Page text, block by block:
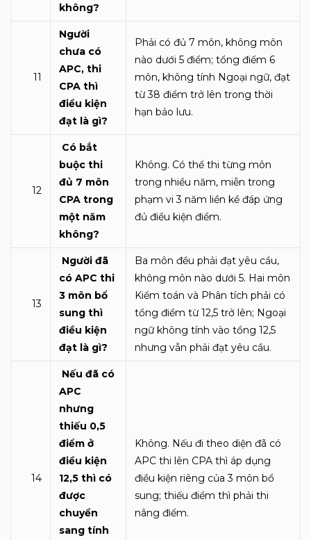
không?
11
Người
chưa có
APC, thi
CPA thì
điều kiện
đạt là gì?
Phải có đủ 7 môn, không môn
nào dưới 5 điểm; tổng điểm 6
môn, không tính Ngoại ngữ, đạt
từ 38 điểm trở lên trong thời
hạn bảo lưu.
12
Có bắt
buộc thi
đủ 7 môn
CPA trong
một năm
không?
Không. Có thể thi từng môn
trong nhiều năm, miễn trong
phạm vi 3 năm liền kề đáp ứng
đủ điều kiện điểm.
13
Người đã
có APC thi
3 môn bổ
sung thì
điều kiện
đạt là gì?
Ba môn đều phải đạt yêu cầu,
không môn nào dưới 5. Hai môn
Kiểm toán và Phân tích phải có
tổng điểm từ 12,5 trở lên; Ngoại
ngữ không tính vào tổng 12,5
nhưng vẫn phải đạt yêu cầu.
14
Nếu đã có
APC
nhưng
thiếu 0,5
điểm ở
điều kiện
12,5 thì có
được
chuyển
sang tính
Không. Nếu đi theo diện đã có
APC thi lên CPA thì áp dụng
điều kiện riêng của 3 môn bổ
sung; thiếu điểm thì phải thi
nâng điểm.